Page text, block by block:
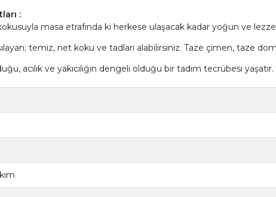
:
masa etrafında ki herkese ulaşacak kadar yoğun ve
temiz, net koku ve tadları alabilirsiniz. Taze çimen, taze
acılık ve yakıcılığın dengeli olduğu bir tadım tecrübesi yaşatır.